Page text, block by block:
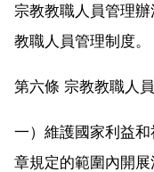
宗教教職人員管理
教職人員管理制度。
第六條 宗教教職人
一）維護國家利益
章規定的範圍內開展